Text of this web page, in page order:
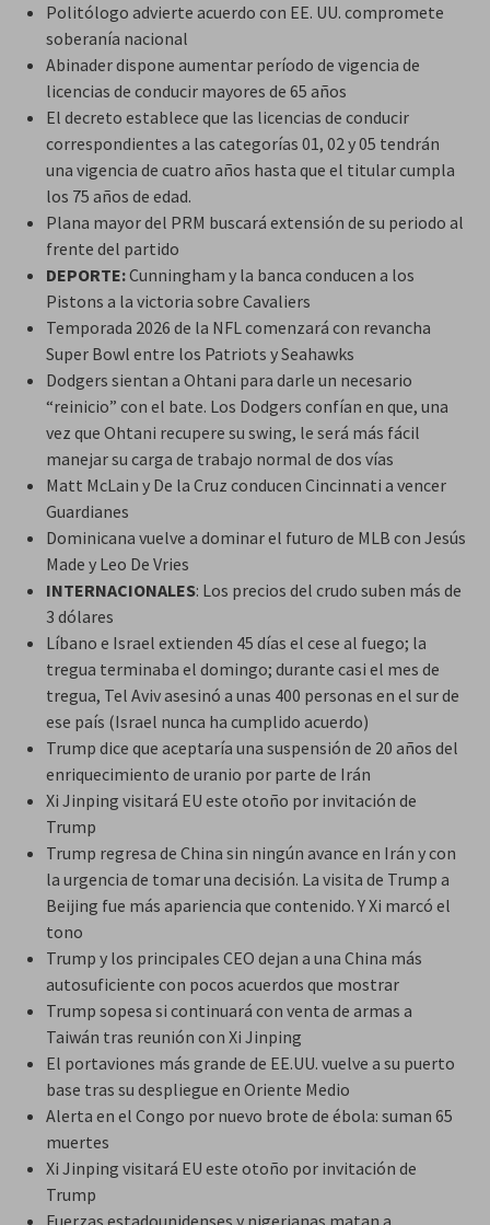
Politólogo advierte acuerdo con EE. UU. compromete
soberanía nacional
Abinader dispone aumentar período de vigencia de
licencias de conducir mayores de 65 años
El decreto establece que las licencias de conducir
correspondientes a las categorías 01, 02 y 05 tendrán
una vigencia de cuatro años hasta que el titular cumpla
los 75 años de edad.
Plana mayor del PRM buscará extensión de su periodo al
frente del partido
DEPORTE:Cunningham y la banca conducen a los
Pistons a la victoria sobre Cavaliers
Temporada 2026 de la NFL comenzará con revancha
Super Bowl entre los Patriots y Seahawks
Dodgers sientan a Ohtani para darle un necesario
“reinicio” con el bate. Los Dodgers confían en que, una
vez que Ohtani recupere su swing, le será más fácil
manejar su carga de trabajo normal de dos vías
Matt McLain y De la Cruz conducen Cincinnati a vencer
Guardianes
Dominicana vuelve a dominar el futuro de MLB con Jesús
Made y Leo De Vries
INTERNACIONALES: Los precios del crudo suben más de
3 dólares
Líbano e Israel extienden 45 días el cese al fuego; la
tregua terminaba el domingo; durante casi el mes de
tregua, Tel Aviv asesinó a unas 400 personas en el sur de
ese país (Israel nunca ha cumplido acuerdo)
Trump dice que aceptaría una suspensión de 20 años del
enriquecimiento de uranio por parte de Irán
Xi Jinping visitará EU este otoño por invitación de
Trump
Trump regresa de China sin ningún avance en Irán y con
la urgencia de tomar una decisión. La visita de Trump a
Beijing fue más apariencia que contenido. Y Xi marcó el
tono
Trump y los principales CEO dejan a una China más
autosuficiente con pocos acuerdos que mostrar
Trump sopesa si continuará con venta de armas a
Taiwán tras reunión con Xi Jinping
El portaviones más grande de EE.UU. vuelve a su puerto
base tras su despliegue en Oriente Medio
Alerta en el Congo por nuevo brote de ébola: suman 65
muertes
Xi Jinping visitará EU este otoño por invitación de
Trump